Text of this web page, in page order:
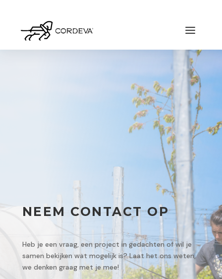
NEEM CONTACT OP
Heb je een vraag, een project in gedachten of wil je
samen bekijken wat mogelijk is? Laat het ons weten,
we denken graag met je mee!